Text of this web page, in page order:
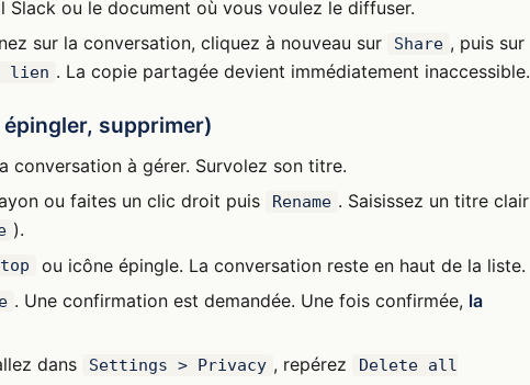
Slack ou le document où vous voulez le diffuser.
sur la conversation, cliquez à nouveau sur Share , puis sur
lien . La copie partagée devient immédiatement inaccessible.
supprimer)
conversation à gérer. Survolez son titre.
ou faites un clic droit puis Rename . Saisissez un titre clair
).
ou icône épingle. La conversation reste en haut de la liste.
. Une confirmation est demandée. Une fois confirmée, la
dans Settings > Privacy , repérez
Delete all